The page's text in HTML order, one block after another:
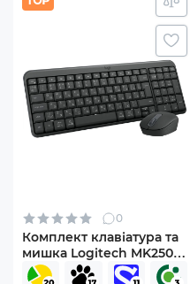
0
Комплект клавіатура та
мишка Logitech MK250
Bluetooth/Wireles UA